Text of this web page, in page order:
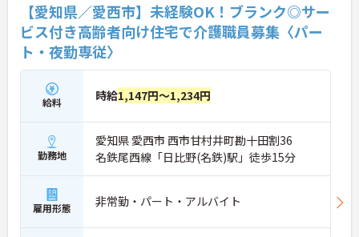
【愛知県／愛西市】未経験OK！ブランク◎サー
ビス付き高齢者向け住宅で介護職員募集〈パー
ト・夜勤専従〉
給料 時給1,147円～1,234円
勤務地
愛知県 愛西市 西市甘村井町勘十田割36
名鉄尾西線「日比野(名鉄)駅」徒歩15分
雇用形態 非常勤・パート・アルバイト